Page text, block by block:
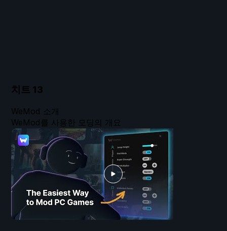
치트 13
WeMod 소개
WeMod를 사용한 모딩의 개요